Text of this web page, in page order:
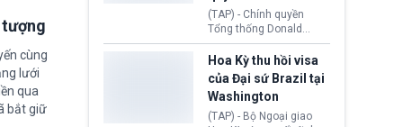
cùng
lưới
qua
bắt giữ
(TAP) - Chính quyền
Tổng thống Donald
Trump đã hoàn trả
khoảng 100 tỷ USD thuế
quan từng thu theo Đạo
luật Quyền hạn Kinh tế
Khẩn cấp Quốc tế
(IEEPA). Động thái này
Hoa Kỳ thu hồi visa
của Đại sứ Brazil tại
Washington
(TAP) - Bộ Ngoại giao